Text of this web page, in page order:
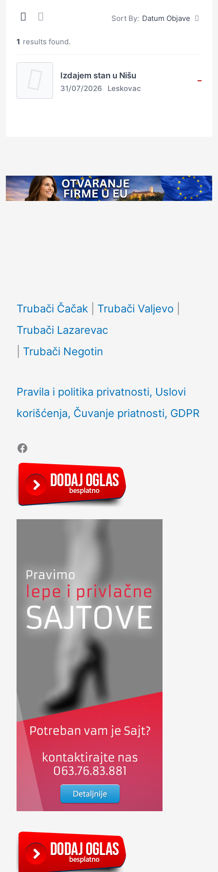
Sort By: Datum Objave
1 results found.
Izdajem stan u Nišu
31/07/2026 Leskovac
–
Trubači Čačak| Trubači Valjevo
Trubači Lazarevac
Trubači Negotin
Pravila i politika privatnosti, Uslovi
korišćenja, Čuvanje priatnosti, GDPR